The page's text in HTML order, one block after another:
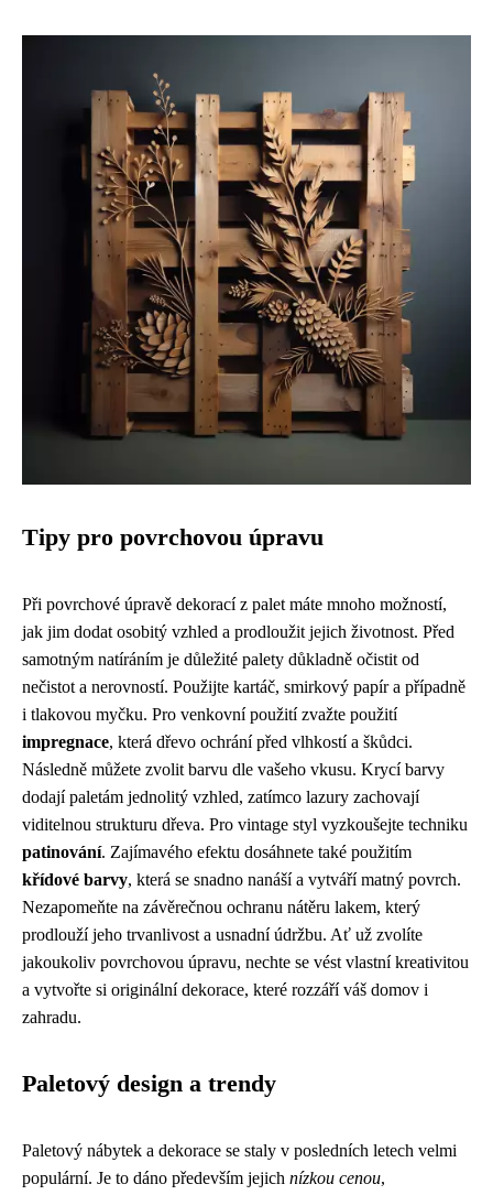
Tipy pro povrchovou úpravu
Při povrchové úpravě dekorací z palet máte mnoho možností,
jak jim dodat osobitý vzhled a prodloužit jejich životnost. Před
samotným natíráním je důležité palety důkladně očistit od
nečistot a nerovností. Použijte kartáč, smirkový papír a případně
i tlakovou myčku. Pro venkovní použití zvažte použití
impregnace, která dřevo ochrání před vlhkostí a škůdci.
Následně můžete zvolit barvu dle vašeho vkusu. Krycí barvy
dodají paletám jednolitý vzhled, zatímco lazury zachovají
viditelnou strukturu dřeva. Pro vintage styl vyzkoušejte techniku
patinování. Zajímavého efektu dosáhnete také použitím
křídové barvy, která se snadno nanáší a vytváří matný povrch.
Nezapomeňte na závěrečnou ochranu nátěru lakem, který
prodlouží jeho trvanlivost a usnadní údržbu. Ať už zvolíte
jakoukoliv povrchovou úpravu, nechte se vést vlastní kreativitou
a vytvořte si originální dekorace, které rozzáří váš domov i
zahradu.
Paletový design a trendy
Paletový nábytek a dekorace se staly v posledních letech velmi
populární. Je to dáno především jejich nízkou cenou,